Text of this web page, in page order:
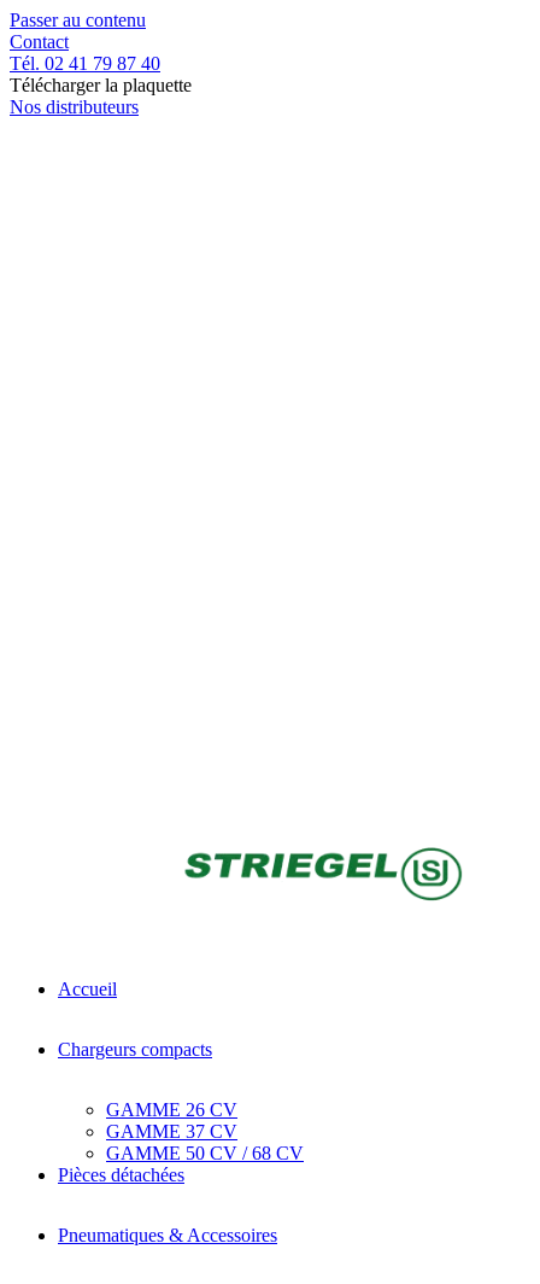
Passer au contenu
Contact
Tél. 02 41 79 87 40
Télécharger la plaquette
Nos distributeurs
Accueil
Chargeurs compacts
GAMME 26 CV
GAMME 37 CV
GAMME 50 CV / 68 CV
Pièces détachées
Pneumatiques & Accessoires